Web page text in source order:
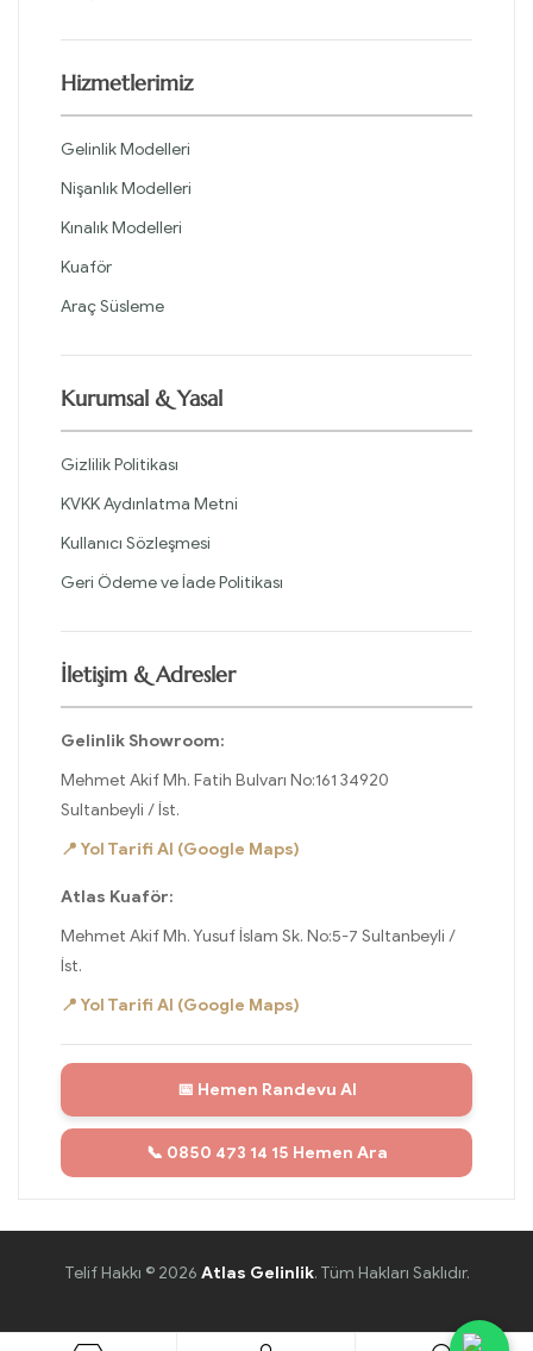
Hizmetlerimiz
Gelinlik Modelleri
Nişanlık Modelleri
Kınalık Modelleri
Kuaför
Araç Süsleme
Kurumsal & Yasal
Gizlilik Politikası
KVKK Aydınlatma Metni
Kullanıcı Sözleşmesi
Geri Ödeme ve İade Politikası
İletişim & Adresler
Gelinlik Showroom:
Mehmet Akif Mh. Fatih Bulvarı No:161 34920
Sultanbeyli / İst.
📍 Yol Tarifi Al (Google Maps)
Atlas Kuaför:
Mehmet Akif Mh. Yusuf İslam Sk. No:5-7 Sultanbeyli /
İst.
📍 Yol Tarifi Al (Google Maps)
📅 Hemen Randevu Al
📞 0850 473 14 15 Hemen Ara
Telif Hakkı © 2026 Atlas Gelinlik. Tüm Hakları Saklıdır.